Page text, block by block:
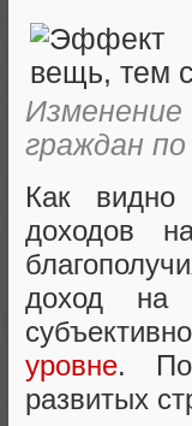
граждан
Как видно
доходов
доход на
уровне.
развитых